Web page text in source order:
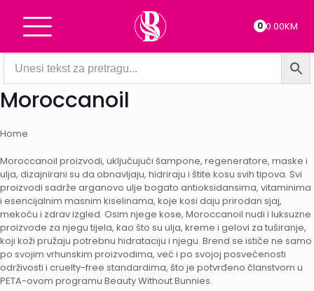
0 0.00KM
Moroccanoil
Home
Moroccanoil proizvodi, uključujući šampone, regeneratore, maske i
ulja, dizajnirani su da obnavljaju, hidriraju i štite kosu svih tipova. Svi
proizvodi sadrže arganovo ulje bogato antioksidansima, vitaminima
i esencijalnim masnim kiselinama, koje kosi daju prirodan sjaj,
mekoću i zdrav izgled. Osim njege kose, Moroccanoil nudi i luksuzne
proizvode za njegu tijela, kao što su ulja, kreme i gelovi za tuširanje,
koji koži pružaju potrebnu hidrataciju i njegu. Brend se ističe ne samo
po svojim vrhunskim proizvodima, već i po svojoj posvećenosti
održivosti i cruelty-free standardima, što je potvrđeno članstvom u
PETA-ovom programu Beauty Without Bunnies.